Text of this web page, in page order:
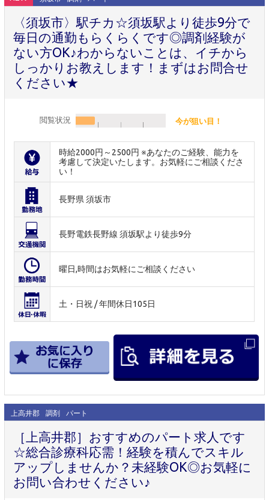
〈須坂市〉駅チカ☆須坂駅より徒歩9分で
毎日の通勤もらくらくです◎調剤経験が
ない方OK♪わからないことは、イチから
しっかりお教えします！まずはお問合せ
ください★
閲覧状況 今が狙い目！
時給2000円～2500円 ※あなたのご経験、能力を
考慮して決定いたします。お気軽にご相談くださ
い！
長野県 須坂市
長野電鉄長野線 須坂駅より徒歩9分
曜日,時間はお気軽にご相談ください
土・日祝 / 年間休日105日
上高井郡 調剤 パート
［上高井郡］おすすめのパート求人です
☆総合診療科応需！経験を積んでスキル
アップしませんか？未経験OK◎お気軽に
お問い合わせください♪